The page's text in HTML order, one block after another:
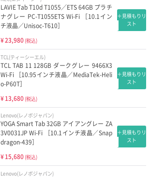
LAVIE Tab T10d T1055／ETS 64GB プラチ
ナグレー PC-T1055ETS Wi-Fi ［10.1イン
チ液晶／Unisoc-T610］
¥23,980 (税込)
＋見積もりリ
スト
TCL(ティーシーエル)
TCL TAB 11 128GB ダークグレー 9466X3
Wi-Fi ［10.95インチ液晶／MediaTek-Heli
o-P60T］
¥13,680 (税込)
＋見積もりリ
スト
Lenovo(レノボジャパン)
YOGA Smart Tab 32GB アイアングレー ZA
3V0031JP Wi-Fi ［10.1インチ液晶／Snap
dragon-439］
¥15,680 (税込)
＋見積もりリ
スト
Lenovo(レノボジャパン)